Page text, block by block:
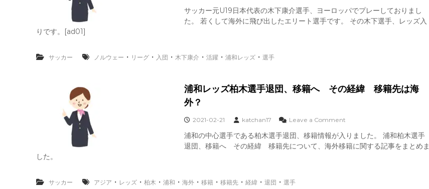
外
通
告
の
球
雄
星
日
開
で
合
M
B
移
ノ
ル
で
活
康
介
サッカー元U19日本代表の木下康介選手、ヨーロッパでプレーしておりまし
た。 若くして海外に飛び出したエリート選手です。 その木下選手、レッズ入
りです。[ad01]
サッカー ノルウェー ・ リーグ ・ 入団 ・ 木下康介 ・ 活躍 ・ 浦和レッズ ・ 選手
浦和レッズ柏木選手退団、移籍へ その経緯 移籍先は海
外？
2021-02-21 katchan17 Leave a Commento
浦
和
浦和の中心選手である柏木選手退団、移籍情報が入りました。 浦和柏木選手
退団、移籍へ その経緯 移籍先について、海外移籍に関する記事をまとめま
した。
サッカー アジア ・ レッズ ・ 柏木 ・ 浦和 ・ 海外 ・ 移籍 ・ 移籍先 ・ 経緯 ・ 退団 ・ 選手